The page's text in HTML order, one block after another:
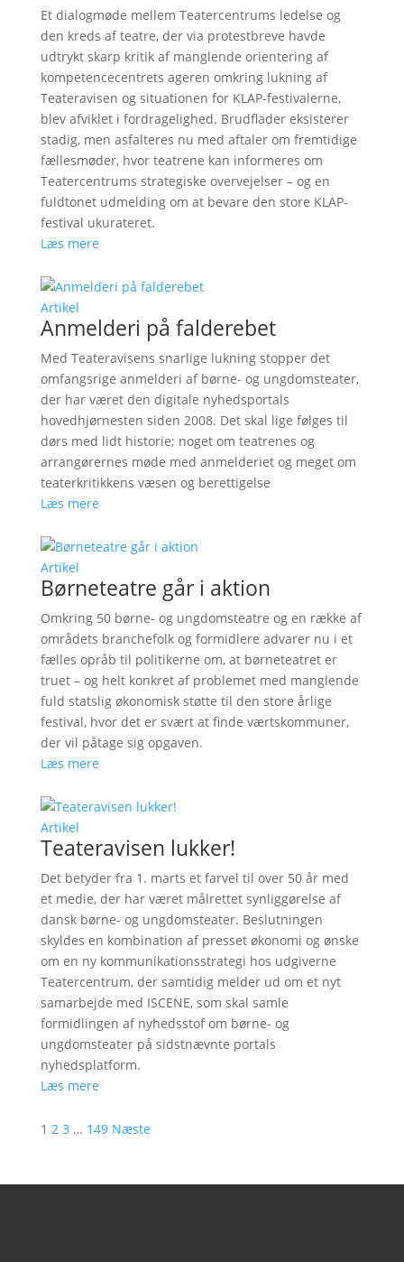
Et dialogmøde mellem Teatercentrums ledelse og
den kreds af teatre, der via protestbreve havde
udtrykt skarp kritik af manglende orientering af
kompetencecentrets ageren omkring lukning af
Teateravisen og situationen for KLAP-festivalerne,
blev afviklet i fordragelighed. Brudflader eksisterer
stadig, men asfalteres nu med aftaler om fremtidige
fællesmøder, hvor teatrene kan informeres om
Teatercentrums strategiske overvejelser – og en
fuldtonet udmelding om at bevare den store KLAP-
festival ukurateret.
Læs mere
Artikel
Anmelderi på falderebet
Med Teateravisens snarlige lukning stopper det
omfangsrige anmelderi af børne- og ungdomsteater,
der har været den digitale nyhedsportals
hovedhjørnesten siden 2008. Det skal lige følges til
dørs med lidt historie; noget om teatrenes og
arrangørernes møde med anmelderiet og meget om
teaterkritikkens væsen og berettigelse
Læs mere
Artikel
Børneteatre går i aktion
Omkring 50 børne- og ungdomsteatre og en række af
områdets branchefolk og formidlere advarer nu i et
fælles opråb til politikerne om, at børneteatret er
truet – og helt konkret af problemet med manglende
fuld statslig økonomisk støtte til den store årlige
festival, hvor det er svært at finde værtskommuner,
der vil påtage sig opgaven.
Læs mere
Artikel
Teateravisen lukker!
Det betyder fra 1. marts et farvel til over 50 år med
et medie, der har været målrettet synliggørelse af
dansk børne- og ungdomsteater. Beslutningen
skyldes en kombination af presset økonomi og ønske
om en ny kommunikationsstrategi hos udgiverne
Teatercentrum, der samtidig melder ud om et nyt
samarbejde med ISCENE, som skal samle
formidlingen af nyhedsstof om børne- og
ungdomsteater på sidstnævnte portals
nyhedsplatform.
Læs mere
1 2 3 … 149 Næste